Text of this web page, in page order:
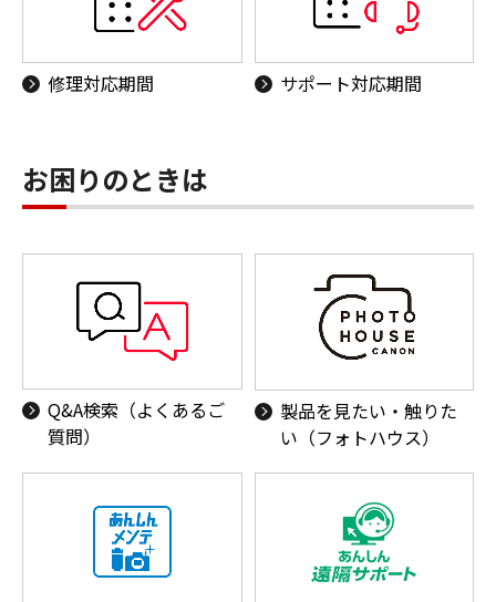
修理対応期間 サポート対応期間
お困りのときは
Q&A検索（よくあるご
質問）
製品を見たい・触りた
い（フォトハウス）